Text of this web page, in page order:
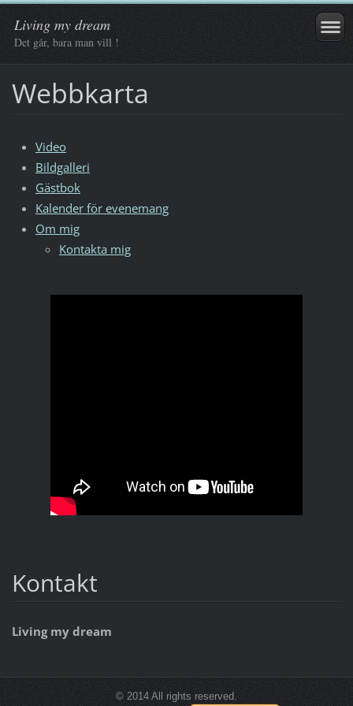
Living my dream
Det går, bara man vill !
Webbkarta
Video
Bildgalleri
Gästbok
Kalender för evenemang
Om mig
Kontakta mig
Kontakt
Living my dream
© 2014 All rights reserved.